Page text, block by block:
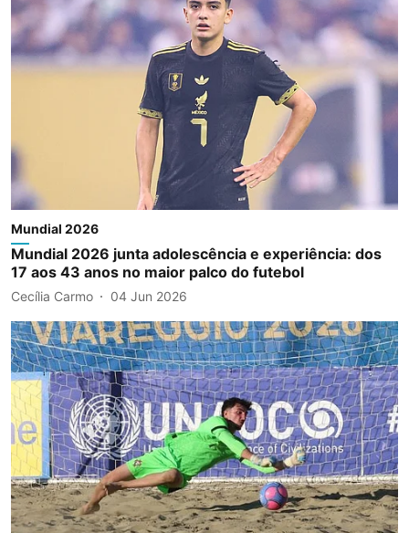
Mundial 2026
Mundial 2026 junta adolescência e experiência: dos
17 aos 43 anos no maior palco do futebol
Cecília Carmo 04 Jun 2026